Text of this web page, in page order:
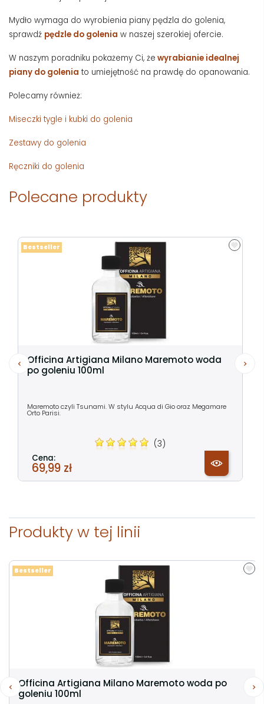
Mydło wymaga do wyrobienia piany pędzla do golenia,
sprawdź pędzle do golenia w naszej szerokiej ofercie.
W naszym poradniku pokażemy Ci, że wyrabianie idealnej
piany do golenia to umiejętność na prawdę do opanowania.
Polecamy również:
Miseczki tygle i kubki do golenia
Zestawy do golenia
Ręczniki do golenia
Polecane produkty
Officina Artigiana Milano Maremoto woda
po goleniu 100ml
Maremoto czyli Tsunami. W stylu Acqua di Gio oraz Megamare
Orto Parisi.
(3)
Cena:
69,99 zł
Bestseller
Produkty w tej linii
Officina Artigiana Milano Maremoto woda po
goleniu 100ml
Bestseller